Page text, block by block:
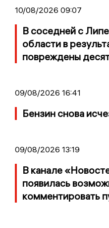
10/08/2026 09:07
В соседней с
области в
повреждены
09/08/2026 16:41
Бензин снова
09/08/2026 13:19
В канале
появилась
комментировать